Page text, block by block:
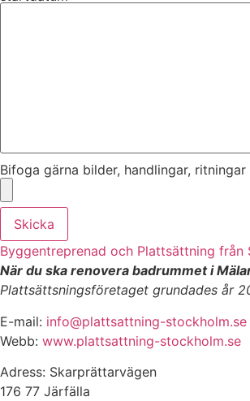
Bifoga gärna bilder, handlingar, ritningar
Skicka
Byggentreprenad och Plattsättning från
När du ska renovera badrummet i
Plattsättsningsföretaget grundades år
E-mail: info@plattsattning-stockholm.se
Webb: www.plattsattning-stockholm.se
Adress: Skarprättarvägen
176 77 Järfälla